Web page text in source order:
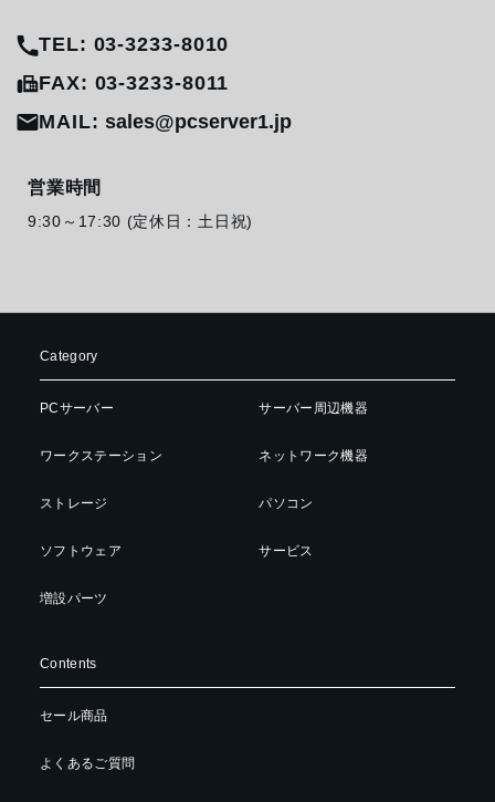
TEL: 03-3233-8010
FAX: 03-3233-8011
MAIL:sales@pcserver1.jp
営業時間
9:30～17:30 (定休日：土日祝)
Category
PCサーバー
ワークステーション
ストレージ
ソフトウェア
増設パーツ
サーバー周辺機器
ネットワーク機器
パソコン
サービス
Contents
セール商品
よくあるご質問